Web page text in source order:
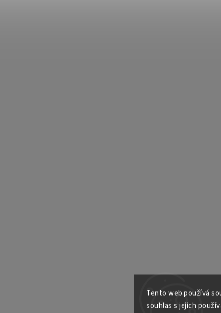
Tento web používá
souhlas s jejich